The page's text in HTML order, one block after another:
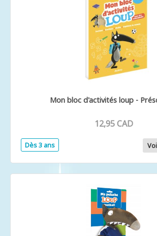
Mon bloc d'activités loup -
12,95 CAD
Dès 3 ans